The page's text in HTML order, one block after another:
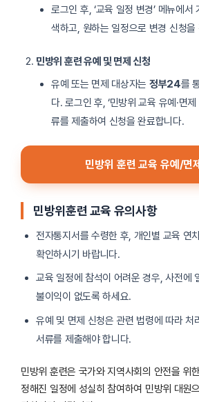
로그인 후, ‘교육 일정 변경’ 메뉴에서
색하고, 원하는 일정으로 변경 신청을
민방위 훈련 유예 및 면제 신청
유예 또는 면제 대상자는 정부24를
다. 로그인 후, ‘민방위 교육 유예·면
류를 제출하여 신청을 완료합니다.
민방위 훈련 교육 유예/면
민방위훈련 교육 유의사항
전자통지서를 수령한 후, 개인별 교육 연
확인하시기 바랍니다.
교육 일정에 참석이 어려운 경우, 사전에
불이익이 없도록 하세요.
유예 및 면제 신청은 관련 법령에 따라 처
서류를 제출해야 합니다.
민방위 훈련은 국가와 지역사회의 안전을 위
정해진 일정에 성실히 참여하여 민방위 대원